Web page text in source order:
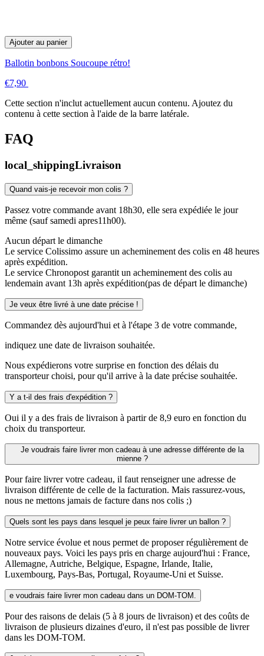
Ajouter au panier
Ballotin bonbons Soucoupe rétro!
€7,90
Cette section n'inclut actuellement aucun contenu. Ajoutez du
contenu à cette section à l'aide de la barre latérale.
FAQ
local_shippingLivraison
Quand vais-je recevoir mon colis ?
Passez votre commande avant 18h30, elle sera expédiée le jour
même (sauf samedi apres11h00).
Aucun départ le dimanche
Le service Colissimo assure un acheminement des colis en 48 heures
après expédition.
Le service Chronopost garantit un acheminement des colis au
lendemain avant 13h après expédition(pas de départ le dimanche)
Je veux être livré à une date précise !
Commandez dès aujourd'hui et à l'étape 3 de votre commande,
indiquez une date de livraison souhaitée.
Nous expédierons votre surprise en fonction des délais du
transporteur choisi, pour qu'il arrive à la date précise souhaitée.
Y a t-il des frais d'expédition ?
Oui il y a des frais de livraison à partir de 8,9 euro en fonction du
choix du transporteur.
Je voudrais faire livrer mon cadeau à une adresse différente de la
mienne ?
Pour faire livrer votre cadeau, il faut renseigner une adresse de
livraison différente de celle de la facturation. Mais rassurez-vous,
nous ne mettons jamais de facture dans nos colis ;)
Quels sont les pays dans lesquel je peux faire livrer un ballon ?
Notre service évolue et nous permet de proposer régulièrement de
nouveaux pays. Voici les pays pris en charge aujourd'hui : France,
Allemagne, Autriche, Belgique, Espagne, Irlande, Italie,
Luxembourg, Pays-Bas, Portugal, Royaume-Uni et Suisse.
e voudrais faire livrer mon cadeau dans un DOM-TOM.
Pour des raisons de delais (5 à 8 jours de livraison) et des coûts de
livraison de plusieurs dizaines d'euro, il n'est pas possible de livrer
dans les DOM-TOM.